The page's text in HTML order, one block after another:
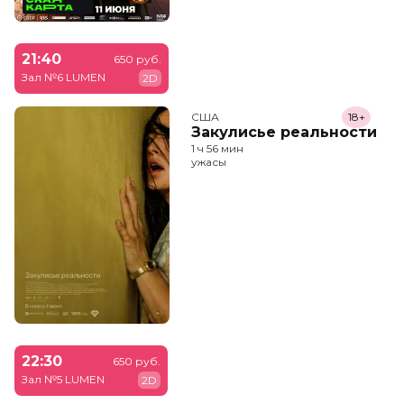
21:40
Зал №6 LUMEN
650 руб.
2D
США
Закулисье реальности
18+
1 ч 56 мин
ужасы
22:30
Зал №5 LUMEN
650 руб.
2D